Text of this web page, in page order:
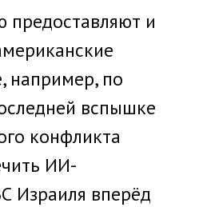
предоставляют и
например, по
вспышке
конфликта
ИИ-
Израиля вперёд